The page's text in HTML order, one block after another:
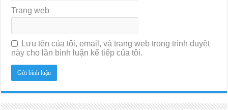
Trang web
Lưu tên của tôi, email, và trang web trong trình duyệt
này cho lần bình luận kế tiếp của tôi.